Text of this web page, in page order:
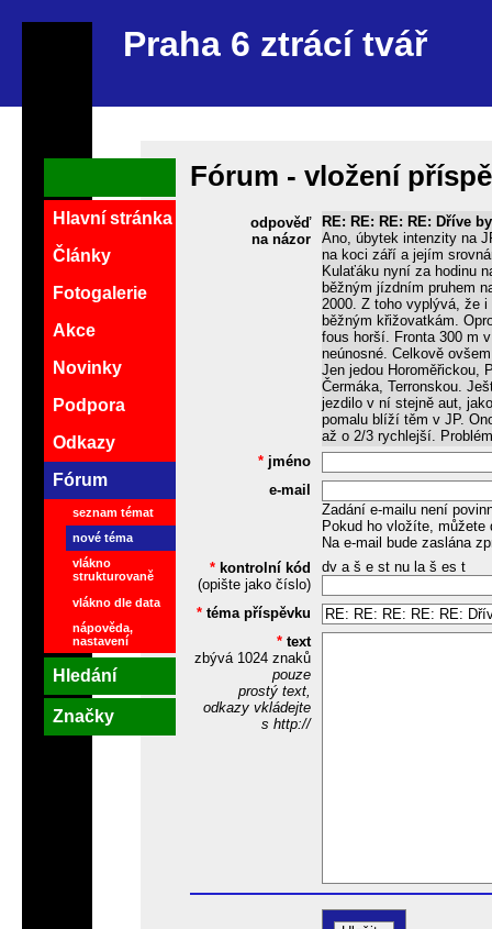
Praha 6 ztrácí tvář
Fórum - vložení
odpověď
na názor
RE: RE: RE: RE: Dříve
Ano, úbytek intenzity na
na koci září a jejím
Kulaťáku nyní za hodinu
běžným jízdním pruhem
2000. Z toho vyplývá, že
běžným křižovatkám.
fous horší. Fronta 300 m
neúnosné. Celkově
Jen jedou Horoměřickou,
Čermáka, Terronskou.
jezdilo v ní stejně aut,
pomalu blíží těm v JP.
až o 2/3 rychlejší.
* jméno
e-mail
Zadání e-mailu není
Pokud ho vložíte,
Na e-mail bude zaslána
* kontrolní kód
(opište jako číslo)
dv a š e st nu la š es t
* téma příspěvku
* text
zbývá 1024znaků
pouze
prostý text,
odkazy vkládejte
s http://
Hlavní stránka
Články
Fotogalerie
Akce
Novinky
Podpora
Odkazy
Fórum
seznam témat
nové téma
vlákno
strukturovaně
vlákno dle data
nápověda,
nastavení
Hledání
Značky